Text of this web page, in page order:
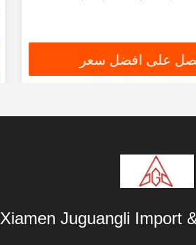
على افضل سعر
Xiamen Juguangli Import